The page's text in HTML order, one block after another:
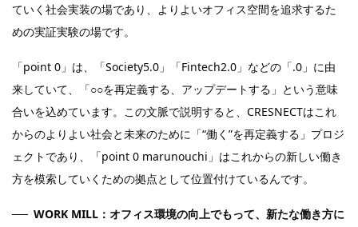
ていく社会実装の場であり、よりよいオフィス空間を追求するた
めの実証実験の場です。
「point 0」は、「Society5.0」「Fintech2.0」などの「.0」に由
来していて、「○○を再定義する、アップデートする」という意味
合いを込めています。この文脈で説明すると、CRESNECTはこれ
からのよりよい社会と未来のために「“働く”を再定義する」プロジ
ェクトであり、「point 0 marunouchi」はこれからの新しい働き
方を模索していくための拠点として位置付けているんです。
WORK MILL：オフィス環境の向上でもって、新たな働き方に